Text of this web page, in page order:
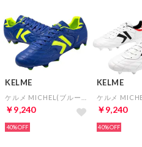
KELME
￥9,240
40%
KELME
￥9,240
40%